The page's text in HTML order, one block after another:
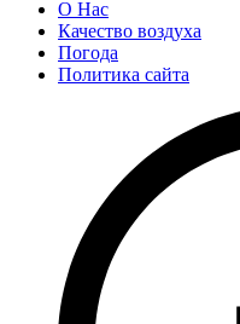
О Нас
Качество воздуха
Погода
Политика сайта